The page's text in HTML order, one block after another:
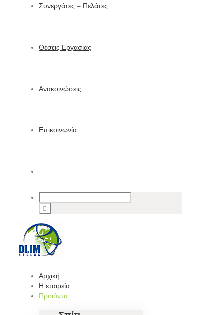
Συνεργάτες – Πελάτες
Θέσεις Εργασίας
Ανακοινώσεις
Επικοινωνία
Αρχική
Η εταιρεία
Προϊόντα